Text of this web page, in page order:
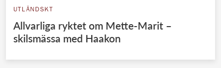
UTLÄNDSKT
Allvarliga ryktet om Mette-Marit –
skilsmässa med Haakon